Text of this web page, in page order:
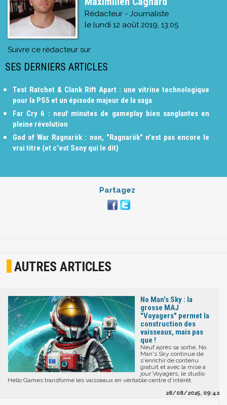
Rédacteur - Journaliste
le lundi 12 août 2019, 13:05
Suivre ce rédacteur sur
SES DERNIERS ARTICLES
Test Ratchet & Clank Rift Apart : une vitrine technologique
pour la PS5 et un épisode majeur de la saga
Far Cry 6 : neuf minutes de gameplay bien sanglantes en
pleine révolution
God of War Ragnarök : non, "Ragnarök" n'est pas encore le
vrai titre (et c'est Sony qui le dit)
Partagez
AUTRES ARTICLES
No Man's Sky : la
grosse MAJ
"Voyagers" permet la
construction des
vaisseaux, mais pas
que !
Neuf après sa sortie, No
Man's Sky continue de
s'enrichir de contenu
gratuit et avec la mise à
jour Voyagers, le studio
Hello Games transforme les vaisseaux en véritable centre d'intérêt.
28/08/2025, 09:42